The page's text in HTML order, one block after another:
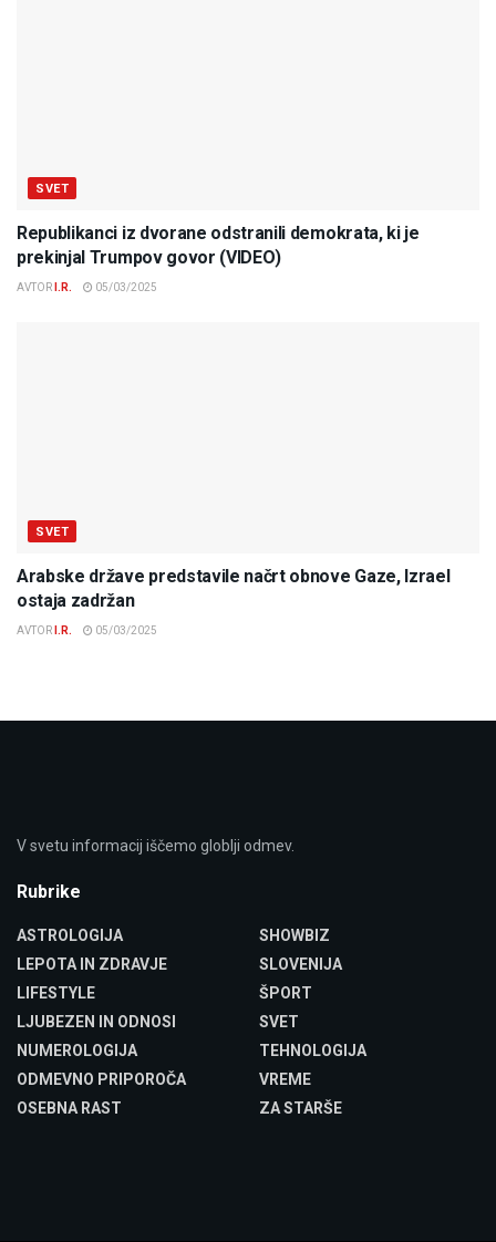
SVET
Republikanci iz dvorane odstranili demokrata, ki je
prekinjal Trumpov govor (VIDEO)
AVTOR I.R. 05/03/2025
SVET
Arabske države predstavile načrt obnove Gaze, Izrael
ostaja zadržan
AVTOR I.R. 05/03/2025
V svetu informacij iščemo globlji odmev.
Rubrike
ASTROLOGIJA
LEPOTA IN ZDRAVJE
LIFESTYLE
LJUBEZEN IN ODNOSI
NUMEROLOGIJA
ODMEVNO PRIPOROČA
OSEBNA RAST
SHOWBIZ
SLOVENIJA
ŠPORT
SVET
TEHNOLOGIJA
VREME
ZA STARŠE